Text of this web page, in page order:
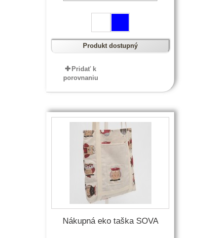
Produkt dostupný
Pridať k
porovnaniu
Nákupná eko taška SOVA